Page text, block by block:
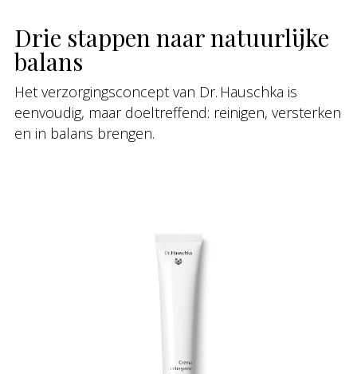
Drie stappen naar natuurlijke
balans
Het verzorgingsconcept van Dr. Hauschka is
eenvoudig, maar doeltreffend: reinigen, versterken
en in balans brengen.